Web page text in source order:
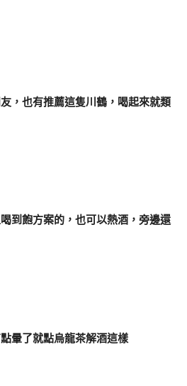
，也有推薦這隻川鶴，喝起來就類
到飽方案的，也可以熱酒，旁邊還
暈了就點烏龍茶解酒這樣